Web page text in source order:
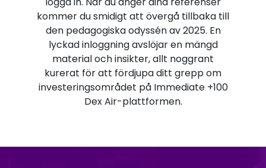
kommer du smidigt att övergå tillbaka till
den pedagogiska odyssén av 2025. En
lyckad inloggning avslöjar en mängd
material och insikter, allt noggrant
kurerat för att fördjupa ditt grepp om
investeringsområdet på Immediate +100
Dex Air-plattformen.